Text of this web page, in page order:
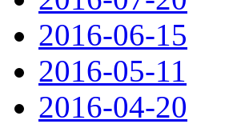
2016-06-15
2016-05-11
2016-04-20